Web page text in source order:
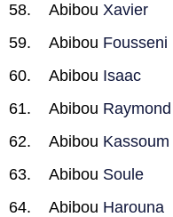
Abibou Xavier
Abibou Fousseni
Abibou Isaac
Abibou Raymond
Abibou Kassoum
Abibou Soule
Abibou Harouna